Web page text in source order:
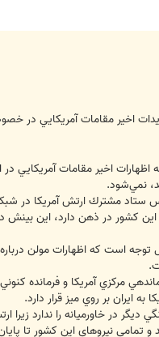
اخير مقامات آمريكايي در
اخير مقامات آمريكايي در
نمي‌شود.
ستاد مشترك ارتش آمريكا در
در ذهن دارد، اين بينش
توجه است كه اظهارات مولن
مركزي آمريكا و فرمانده
ايران بر روي ميز قرار دارد.
ديگر در خاورميانه را ندارد